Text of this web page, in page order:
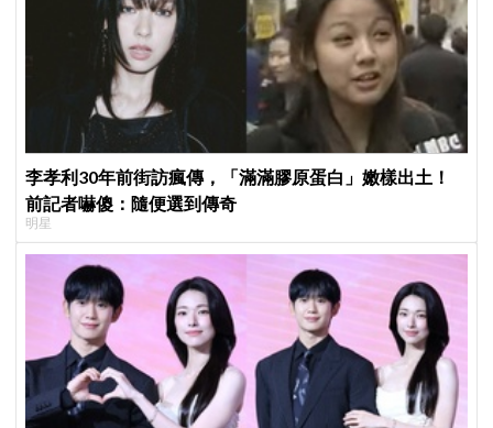
李孝利30年前街訪瘋傳，「滿滿膠原蛋白」嫩樣出土！
前記者嚇傻：隨便選到傳奇
明星